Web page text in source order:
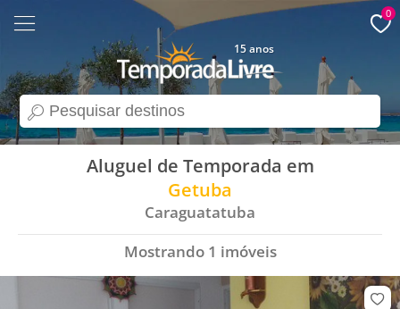
search
15 anos
0
Aluguel de Temporada em
Getuba
Caraguatatuba
Mostrando 1 imóveis